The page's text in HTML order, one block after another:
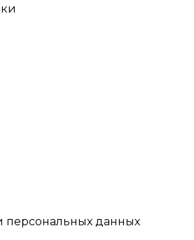
персональных данных